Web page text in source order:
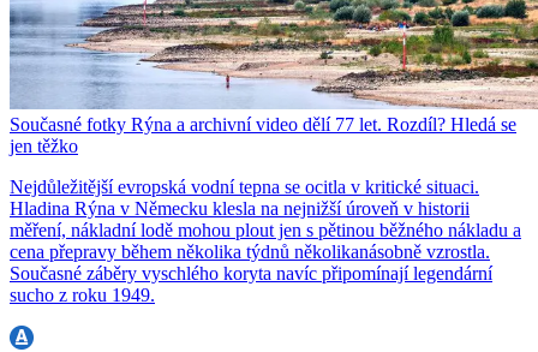
Současné fotky Rýna a archivní video dělí 77 let. Rozdíl? Hledá se
jen těžko
Nejdůležitější evropská vodní tepna se ocitla v kritické situaci.
Hladina Rýna v Německu klesla na nejnižší úroveň v historii
měření, nákladní lodě mohou plout jen s pětinou běžného nákladu a
cena přepravy během několika týdnů několikanásobně vzrostla.
Současné záběry vyschlého koryta navíc připomínají legendární
sucho z roku 1949.